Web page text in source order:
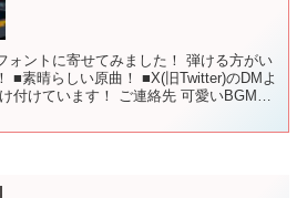
ォントに寄せてみました！ 弾ける方がい
■素晴らしい原曲！ ■X(旧Twitter)のDMよ
付けています！ ご連絡先 可愛いBGMが